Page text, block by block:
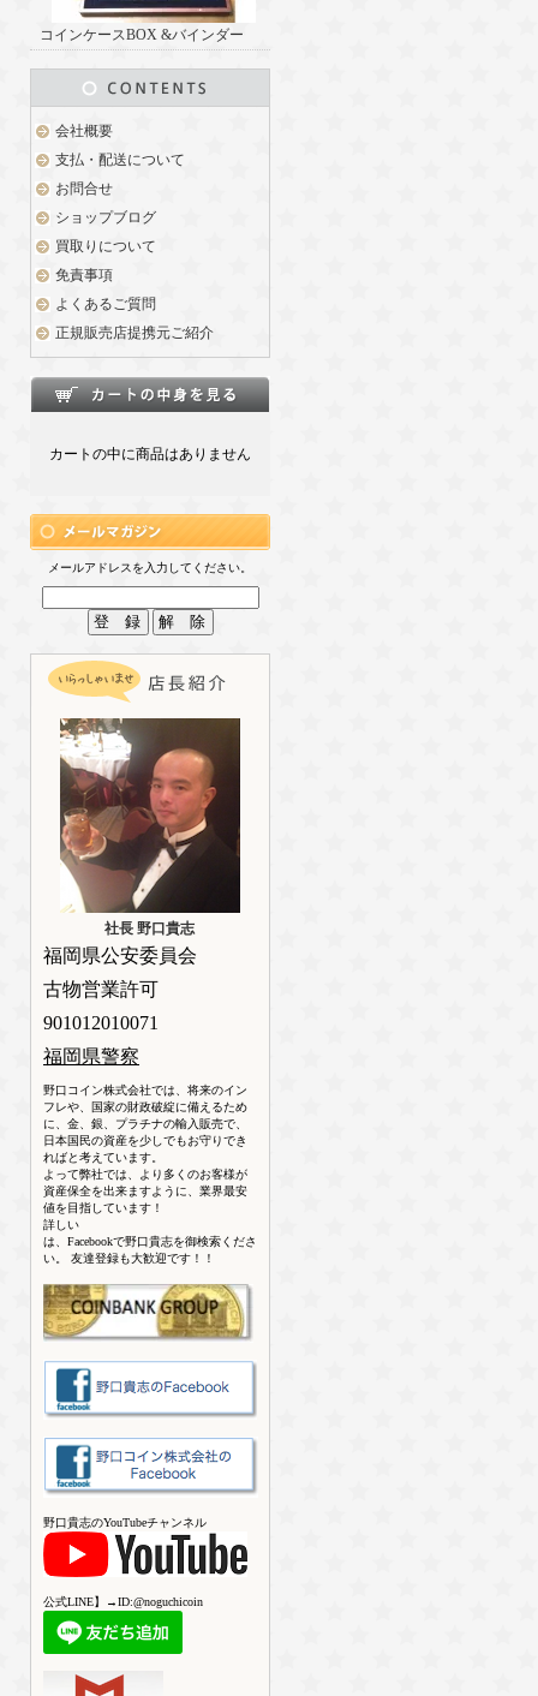
コインケースBOX &バインダー
会社概要
支払・配送について
お問合せ
ショップブログ
買取りについて
免責事項
よくあるご質問
正規販売店提携元ご紹介
カートの中に商品はありません
メールアドレスを入力してください。
社長 野口貴志
福岡県公安委員会
古物営業許可
901012010071
福岡県警察
野口コイン株式会社では、将来のイン
フレや、国家の財政破綻に備えるため
に、金、銀、プラチナの輸入販売で、
日本国民の資産を少しでもお守りでき
ればと考えています。
よって弊社では、より多くのお客様が
資産保全を出来ますように、業界最安
値を目指しています！
詳しい
は、Facebookで野口貴志を御検索くださ
い。 友達登録も大歓迎です！！
野口貴志のYouTubeチャンネル
公式LINE】→ID:@noguchicoin